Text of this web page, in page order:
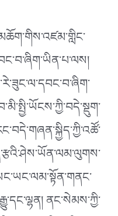
ནང་སེམས་ཀྱི་